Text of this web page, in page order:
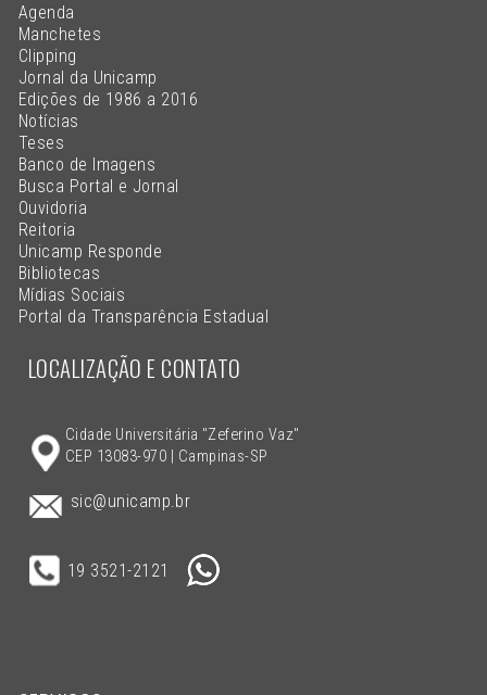
Agenda
Manchetes
Clipping
Jornal da Unicamp
Edições de 1986 a 2016
Notícias
Teses
Banco de Imagens
Busca Portal e Jornal
Ouvidoria
Reitoria
Unicamp Responde
Bibliotecas
Mídias Sociais
Portal da Transparência Estadual
LOCALIZAÇÃO E CONTATO
Cidade Universitária "Zeferino Vaz"
CEP 13083-970 | Campinas-SP
sic@unicamp.br
19 3521-2121